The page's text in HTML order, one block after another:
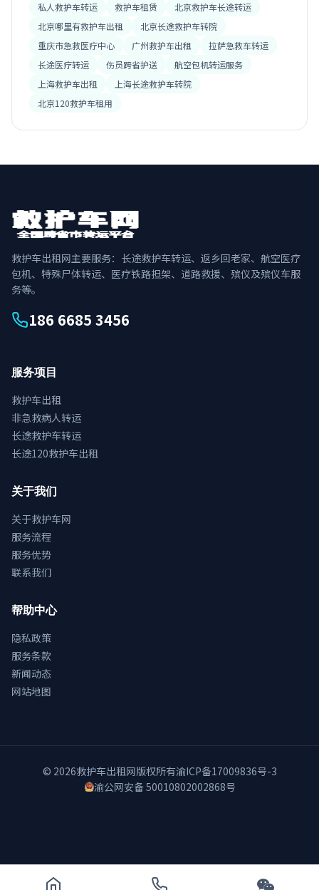
私人救护车转运
救护车租赁
北京救护车长途转运
北京哪里有救护车出租
北京长途救护车转院
重庆市急救医疗中心
广州救护车出租
拉萨急救车转运
长途医疗转运
伤员跨省护送
航空包机转运服务
上海救护车出租
上海长途救护车转院
北京120救护车租用
救护车出租网主要服务：长途救护车转运、返乡回老家、航空医疗
包机、特殊尸体转运、医疗铁路担架、道路救援、殡仪及殡仪车服
务等。
186 6685 3456
服务项目
救护车出租
非急救病人转运
长途救护车转运
长途120救护车出租
关于我们
关于救护车网
服务流程
服务优势
联系我们
帮助中心
隐私政策
服务条款
新闻动态
网站地图
© 2026救护车出租网版权所有渝ICP备17009836号-3
渝公网安备 50010802002868号